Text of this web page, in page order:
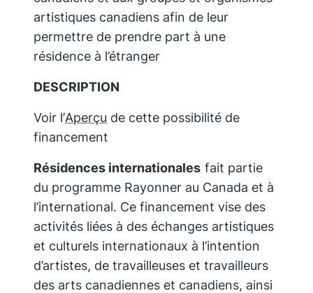
artistiques canadiens afin de leur
permettre de prendre part à une
résidence à l’étranger
DESCRIPTION
Voir l’Aperçu de cette possibilité de
financement
Résidences internationales fait partie
du programme Rayonner au Canada et à
l’international. Ce financement vise des
activités liées à des échanges artistiques
et culturels internationaux à l’intention
d’artistes, de travailleuses et travailleurs
des arts canadiennes et canadiens, ainsi